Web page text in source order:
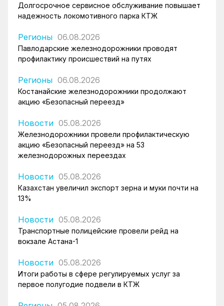
Долгосрочное сервисное обслуживание повышает
надежность локомотивного парка КТЖ
Регионы 06.08.2026
Павлодарские железнодорожники проводят
профилактику происшествий на путях
Регионы 06.08.2026
Костанайские железнодорожники продолжают
акцию «Безопасный переезд»
Новости 05.08.2026
Железнодорожники провели профилактическую
акцию «Безопасный переезд» на 53
железнодорожных переездах
Новости 05.08.2026
Казахстан увеличил экспорт зерна и муки почти на
13%
Новости 05.08.2026
Транспортные полицейские провели рейд на
вокзале Астана-1
Новости 05.08.2026
Итоги работы в сфере регулируемых услуг за
первое полугодие подвели в КТЖ